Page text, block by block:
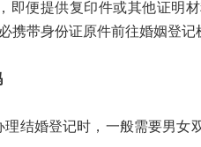
提供复印件或其他证明材
携带身份证原件前往婚姻登记
婚登记时，一般需要男女